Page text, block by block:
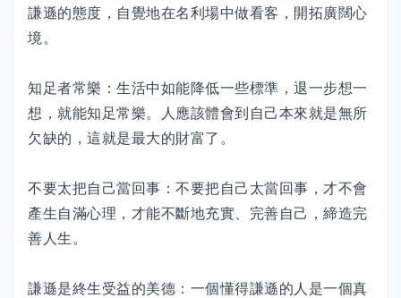
謙遜的態度，自覺地在名利場中做看客，開拓廣闊心
境。
知足者常樂：生活中如能降低一些標準，退一步想一
想，就能知足常樂。人應該體會到自己本來就是無所
欠缺的，這就是最大的財富了。
不要太把自己當回事：不要把自己太當回事，才不會
產生自滿心理，才能不斷地充實、完善自己，締造完
善人生。
謙遜是終生受益的美德：一個懂得謙遜的人是一個真